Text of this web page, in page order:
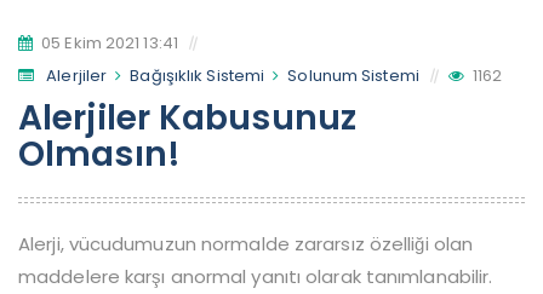
05 Ekim 2021 13:41
Alerjiler
Bağışıklık Sistemi Solunum Sistemi 1162
Alerjiler Kabusunuz
Olmasın!
Alerji, vücudumuzun normalde zararsız özelliği olan
maddelere karşı anormal yanıtı olarak tanımlanabilir.